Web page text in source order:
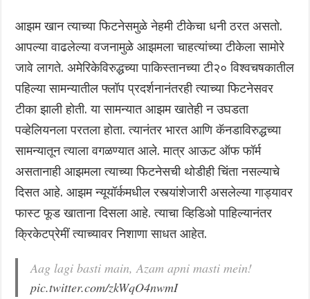
आझम खान त्याच्या फिटनेसमुळे नेहमी टीकेचा धनी ठरत असतो.
आपल्या वाढलेल्या वजनामुळे आझमला चाहत्यांच्या टीकेला सामोरे
जावे लागते. अमेरिकेविरुद्धच्या पाकिस्तानच्या टी२० विश्वचषकातील
पहिल्या सामन्यातील फ्लॉप प्रदर्शनानंतरही त्याच्या फिटनेसवर
टीका झाली होती. या सामन्यात आझम खातेही न उघडता
पव्हेलियनला परतला होता. त्यानंतर भारत आणि कॅनडाविरुद्धच्या
सामन्यातून त्याला वगळण्यात आले. मात्र आऊट ऑफ फॉर्म
असतानाही आझमला त्याच्या फिटनेसची थोडीही चिंता नसल्याचे
दिसत आहे. आझम न्यूयॉर्कमधील रस्त्यांशेजारी असलेल्या गाड्यावर
फास्ट फूड खाताना दिसला आहे. त्याचा व्हिडिओ पाहिल्यानंतर
क्रिकेटप्रेमीं त्याच्यावर निशाणा साधत आहेत.
Aag lagi basti main, Azam apni masti mein!
pic.twitter.com/zkWqO4nwmI